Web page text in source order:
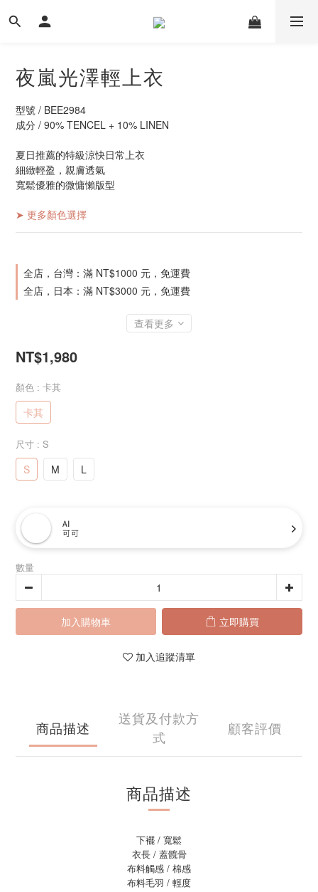
夜嵐光澤輕上衣
型號 / BEE2984
成分 / 90% TENCEL + 10% LINEN
夏日推薦的特級涼快日常上衣
細緻輕盈，親膚透氣
寬鬆優雅的微慵懶版型
➤ 更多顏色選擇
全店，台灣：滿 NT$1000 元，免運費
全店，日本：滿 NT$3000 元，免運費
查看更多
NT$1,980
顏色 : 卡其
卡其
尺寸 : S
S M L
AI
可可
數量
加入購物車 立即購買
加入追蹤清單
商品描述
送貨及付款方
式
顧客評價
商品描述
下襬 / 寬鬆
衣長 / 蓋髖骨
布料觸感 / 棉感
布料毛羽 / 輕度